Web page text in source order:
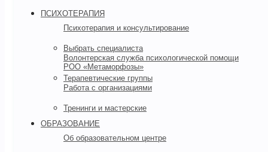
ПСИХОТЕРАПИЯ
Психотерапия и консультирование
Выбрать специалиста
Волонтерская служба психологической помощи
РОО «Метаморфозы»
Терапевтические группы
Работа с организациями
Тренинги и мастерские
ОБРАЗОВАНИЕ
Об образовательном центре